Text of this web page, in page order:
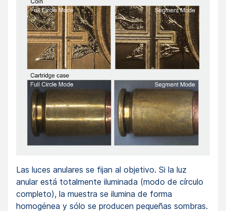
Las luces anulares se fijan al objetivo. Si la luz
anular está totalmente iluminada (modo de círculo
completo), la muestra se ilumina de forma
homogénea y sólo se producen pequeñas sombras.